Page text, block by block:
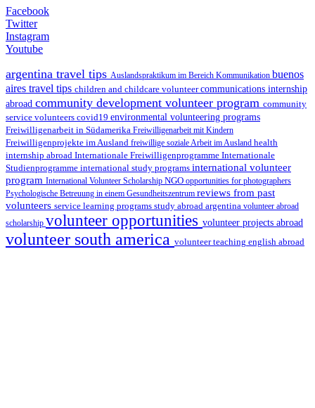
Facebook
Twitter
Instagram
Youtube
argentina travel tips Auslandspraktikum im Bereich Kommunikation buenos
aires travel tips children and childcare volunteercommunications internship
abroad community development volunteer program community
service volunteers covid19 environmental volunteering programs
Freiwilligenarbeit in Südamerika Freiwilligenarbeit mit Kindern
Freiwilligenprojekte im Ausland freiwillige soziale Arbeit im Ausland health
internship abroad Internationale Freiwilligenprogramme Internationale
Studienprogramme international study programs international volunteer
program International Volunteer Scholarship NGO opportunities for photographers
Psychologische Betreuung in einem Gesundheitszentrum reviews from past
volunteers service learning programs study abroad argentina volunteer abroad
scholarship volunteer opportunities volunteer projects abroad
volunteer south america volunteer teaching english abroad